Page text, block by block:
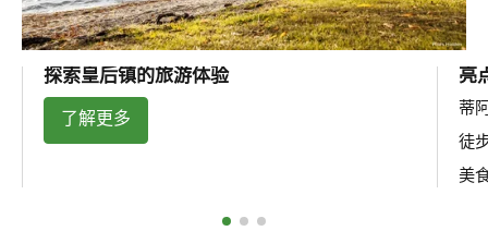
探索皇后镇的旅游体验
了解更多
亮
蒂
徒
美